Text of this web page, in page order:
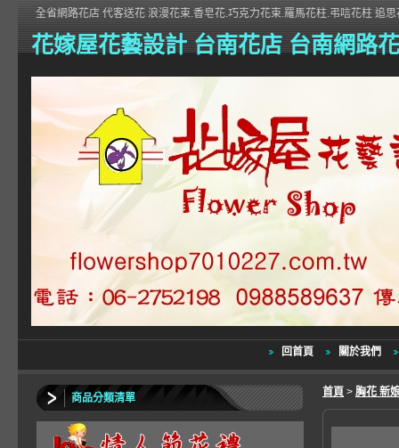
花嫁屋花藝設計 台南花店 台南網路
全省網路花店 代客送花 浪漫花束.香皂花.巧克力花束.羅馬花柱.弔唁花柱 追
回首頁 關於我們
商品分類清單 首頁 > 胸花 新